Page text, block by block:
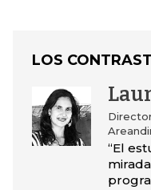
LOS
“El